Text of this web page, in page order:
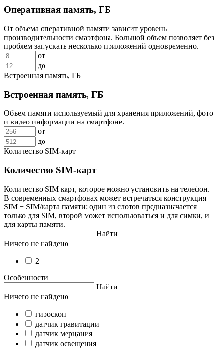
Оперативная память, ГБ
От объема оперативной памяти зависит уровень
производительности смартфона. Большой объем позволяет без
проблем запускать несколько приложений одновременно.
от
до
Встроенная память, ГБ
Встроенная память, ГБ
Объем памяти используемый для хранения приложений, фото
и видео информации на смартфоне.
от
до
Количество SIM-карт
Количество SIM-карт
Количество SIM карт, которое можно установить на телефон.
В современных смартфонах может встречаться конструкция
SIM + SIM/карта памяти: один из слотов предназначается
только для SIM, второй может использоваться и для симки, и
для карты памяти.
Найти
Ничего не найдено
2
Особенности
Найти
Ничего не найдено
гироскоп
датчик гравитации
датчик мерцания
датчик освещения